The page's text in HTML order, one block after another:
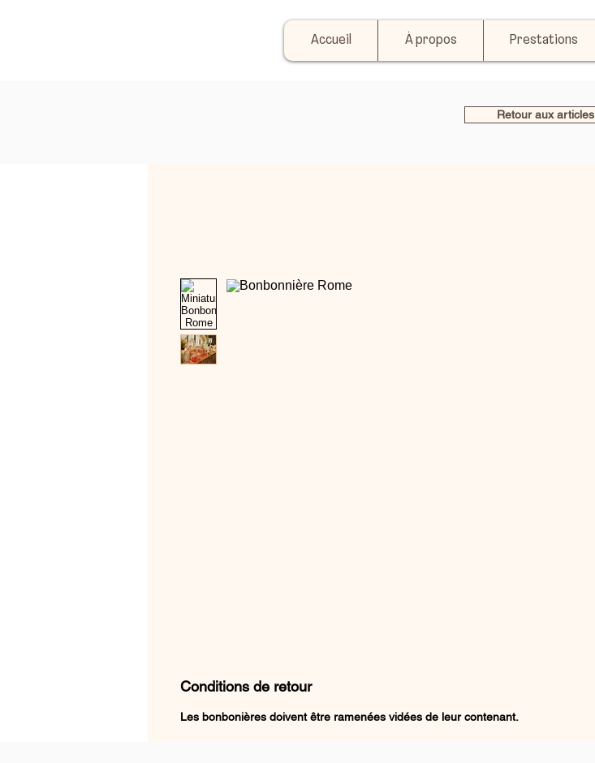
Accueil À propos Prestations
Retour aux articles
Conditions de retour
Les bonbonières doivent être ramenées vidées de leur contenant.